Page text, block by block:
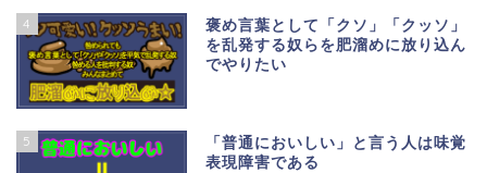
4
褒め言葉として「クソ」「クッソ」
を乱発する奴らを肥溜めに放り込ん
でやりたい
5
「普通においしい」と言う人は味覚
表現障害である